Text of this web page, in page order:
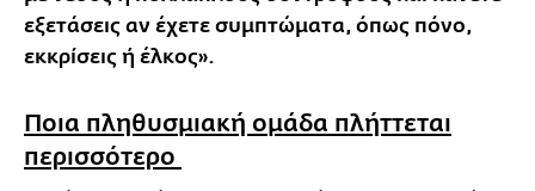
εξετάσεις αν έχετε συμπτώματα, όπως πόνο,
εκκρίσεις ή έλκος».
Ποια πληθυσμιακή ομάδα πλήττεται
περισσότερο